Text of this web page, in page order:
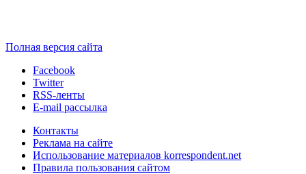
Полная версия сайта
Facebook
Twitter
RSS-ленты
E-mail рассылка
Контакты
Реклама на сайте
Использование материалов korrespondent.net
Правила пользования сайтом